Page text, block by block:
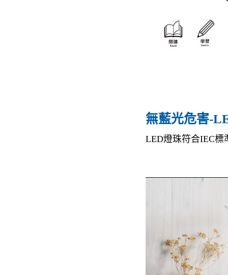
無藍光危害-
LED燈珠符合IEC標